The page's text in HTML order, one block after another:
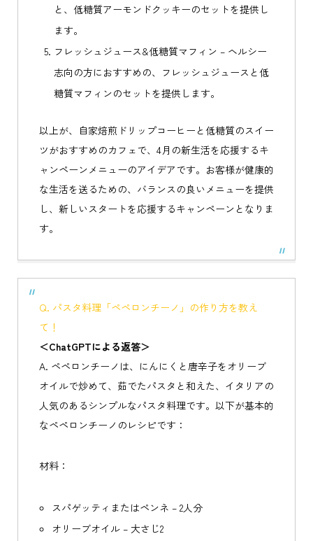
と、低糖質アーモンドクッキーのセットを提供し
ます。
フレッシュジュース&低糖質マフィン – ヘルシー
志向の方におすすめの、フレッシュジュースと低
糖質マフィンのセットを提供します。
以上が、自家焙煎ドリップコーヒーと低糖質のスイー
ツがおすすめのカフェで、4月の新生活を応援するキ
ャンペーンメニューのアイデアです。お客様が健康的
な生活を送るための、バランスの良いメニューを提供
し、新しいスタートを応援するキャンペーンとなりま
す。
Q. パスタ料理「ペペロンチーノ」の作り方を教え
て！
＜ChatGPTによる返答＞
A. ペペロンチーノは、にんにくと唐辛子をオリーブ
オイルで炒めて、茹でたパスタと和えた、イタリアの
人気のあるシンプルなパスタ料理です。以下が基本的
なペペロンチーノのレシピです：
材料：
スパゲッティまたはペンネ – 2人分
オリーブオイル – 大さじ2